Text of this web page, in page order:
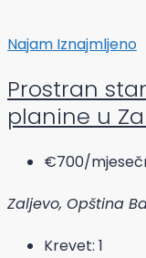
Najam Iznajmljeno
Prostran
planine u
€700/
Zaljevo, Opština
Krevet: 1